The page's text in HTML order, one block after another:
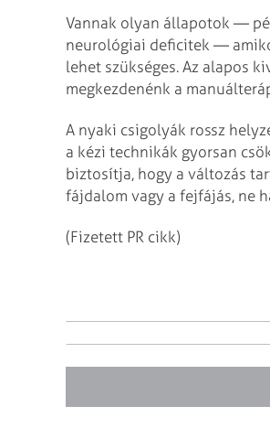
Vannak olyan állapotok —
neurológiai deficitek —
lehet szükséges. Az alapos
megkezdenénk a
A nyaki csigolyák rossz
a kézi technikák gyorsan
biztosítja, hogy a változás
fájdalom vagy a fejfájás, ne
(Fizetett PR cikk)